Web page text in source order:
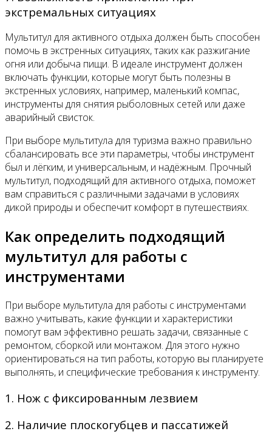
экстремальных ситуациях
Мультитул для активного отдыха должен быть способен
помочь в экстренных ситуациях, таких как разжигание
огня или добыча пищи. В идеале инструмент должен
включать функции, которые могут быть полезны в
экстренных условиях, например, маленький компас,
инструменты для снятия рыболовных сетей или даже
аварийный свисток.
При выборе мультитула для туризма важно правильно
сбалансировать все эти параметры, чтобы инструмент
был и лёгким, и универсальным, и надёжным. Прочный
мультитул, подходящий для активного отдыха, поможет
вам справиться с различными задачами в условиях
дикой природы и обеспечит комфорт в путешествиях.
Как определить подходящий
мультитул для работы с
инструментами
При выборе мультитула для работы с инструментами
важно учитывать, какие функции и характеристики
помогут вам эффективно решать задачи, связанные с
ремонтом, сборкой или монтажом. Для этого нужно
ориентироваться на тип работы, которую вы планируете
выполнять, и специфические требования к инструменту.
1. Нож с фиксированным лезвием
2. Наличие плоскогубцев и пассатижей